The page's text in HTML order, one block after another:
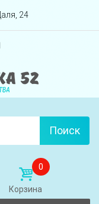
24
Поиск
0
Корзина